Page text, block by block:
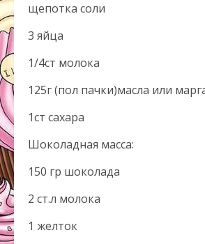
щепотка соли
3 яйца
1/4ст молока
125г (пол пачки)масла или
1ст сахара
Шоколадная масса:
150 гр шоколада
2 ст.л молока
1 желток